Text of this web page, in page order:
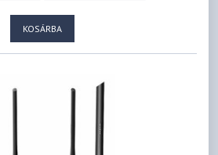
300Mbps 867Mbps
KOSÁRBA